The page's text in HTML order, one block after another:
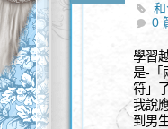
0
學習
是-「
符」
我說
到男